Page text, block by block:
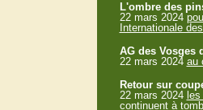
L'ombre des
22 mars 2024
Internationale
AG des Vosges
22 mars 2024 au
Retour sur
22 mars 2024
continuent à